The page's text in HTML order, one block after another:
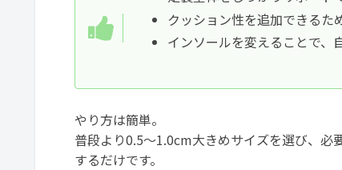
クッション性を追加できるた
インソールを変えることで、
やり方は簡単。
普段より0.5〜1.0cm大きめサイズを選び、必
するだけです。